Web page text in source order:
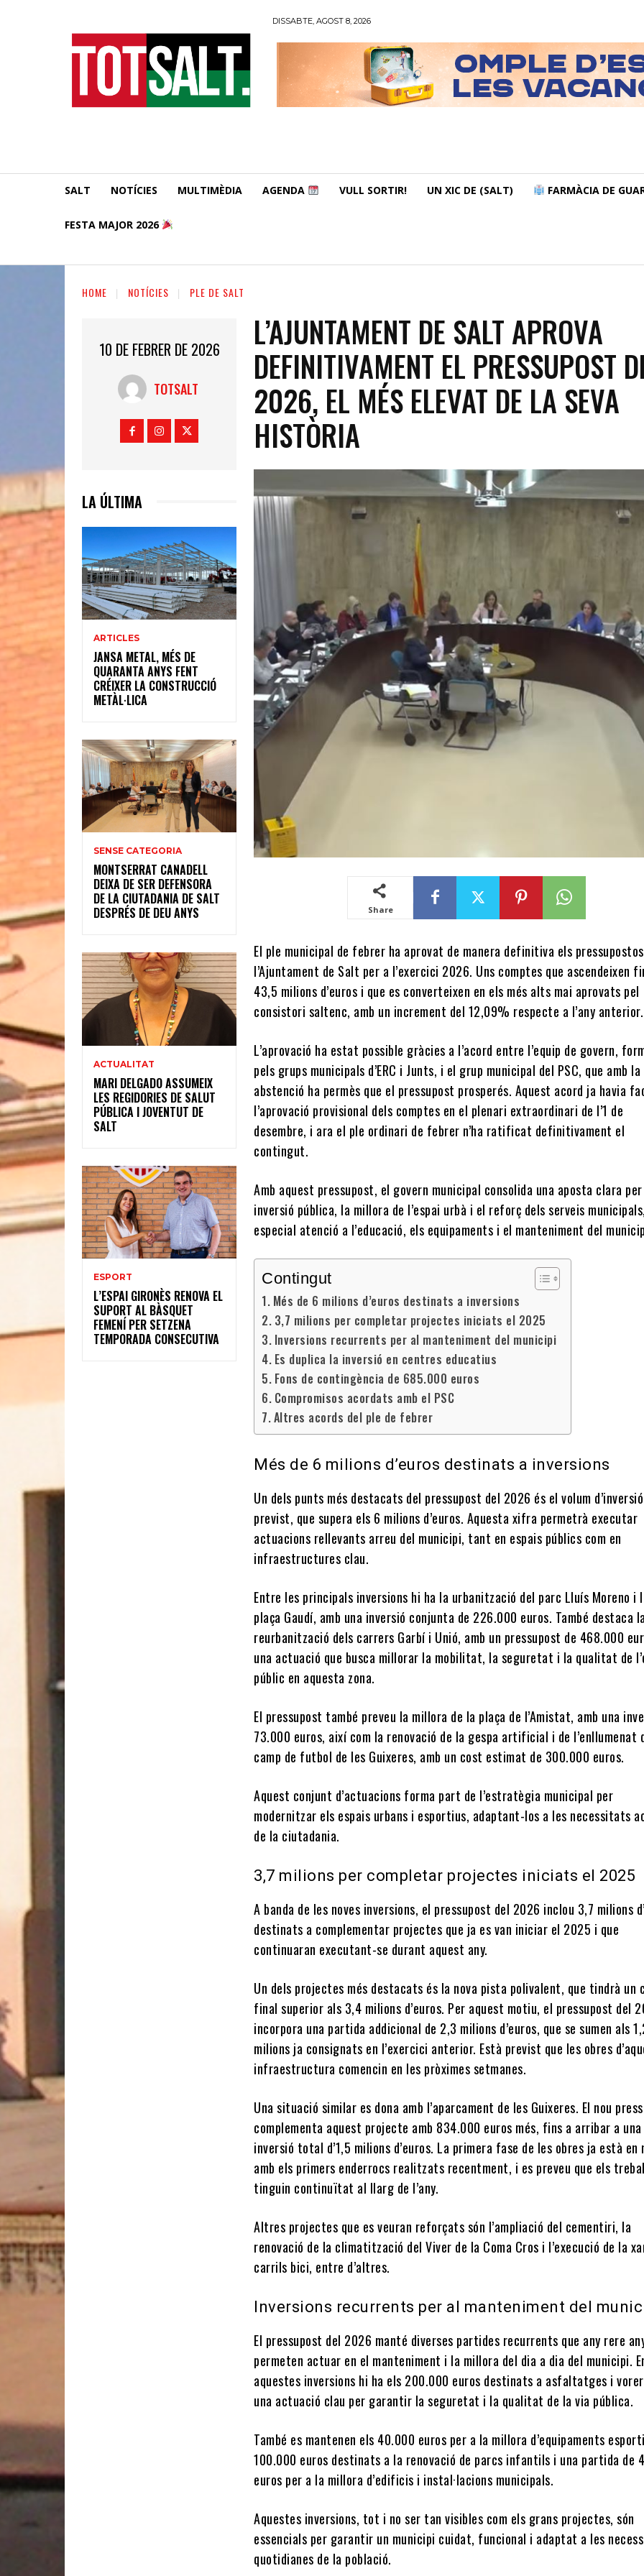
DISSABTE, AGOST 8, 2026
SALT NOTÍCIES MULTIMÈDIA AGENDA VULL SORTIR! UN XIC DE (SALT) FARMÀCIA DE
FESTA MAJOR 2026
HOME NOTÍCIES PLE DE SALT
10 DE FEBRER DE 2026
TOTSALT
LA ÚLTIMA
ARTICLES
JANSA METAL, MÉS DE
QUARANTA ANYS FENT
CRÉIXER LA CONSTRUCCIÓ
METÀL·LICA
SENSE CATEGORIA
MONTSERRAT CANADELL
DEIXA DE SER DEFENSORA
DE LA CIUTADANIA DE SALT
DESPRÉS DE DEU ANYS
ACTUALITAT
MARI DELGADO ASSUMEIX
LES REGIDORIES DE SALUT
PÚBLICA I JOVENTUT DE
SALT
ESPORT
L’ESPAI GIRONÈS RENOVA EL
SUPORT AL BÀSQUET
FEMENÍ PER SETZENA
TEMPORADA CONSECUTIVA
L’AJUNTAMENT DE SALT APROVA
DEFINITIVAMENT EL PRESSUPOST
2026, EL MÉS ELEVAT DE LA SEVA
HISTÒRIA
Share
El ple municipal de febrer ha aprovat de manera definitiva els
l’Ajuntament de Salt per a l’exercici 2026. Uns comptes que ascendeixen
43,5 milions d’euros i que es converteixen en els més alts mai aprovats pel
consistori saltenc, amb un increment del 12,09% respecte a l’any anterior.
L’aprovació ha estat possible gràcies a l’acord entre l’equip de govern,
pels grups municipals d’ERC i Junts, i el grup municipal del PSC, que amb la
abstenció ha permès que el pressupost prosperés. Aquest acord ja havia
l’aprovació provisional dels comptes en el plenari extraordinari de l’1 de
desembre, i ara el ple ordinari de febrer n’ha ratificat definitivament el
contingut.
Amb aquest pressupost, el govern municipal consolida una aposta clara
inversió pública, la millora de l’espai urbà i el reforç dels serveis
especial atenció a l’educació, els equipaments i el manteniment del
Contingut
Més de 6 milions d’euros destinats a inversions
3,7 milions per completar projectes iniciats el 2025
Inversions recurrents per al manteniment del municipi
Es duplica la inversió en centres educatius
Fons de contingència de 685.000 euros
Compromisos acordats amb el PSC
Altres acords del ple de febrer
Més de 6 milions d’euros destinats a inversions
Un dels punts més destacats del pressupost del 2026 és el volum d’inversió
previst, que supera els 6 milions d’euros. Aquesta xifra permetrà executar
actuacions rellevants arreu del municipi, tant en espais públics com en
infraestructures clau.
Entre les principals inversions hi ha la urbanització del parc Lluís Moreno i
plaça Gaudí, amb una inversió conjunta de 226.000 euros. També destaca
reurbanització dels carrers Garbí i Unió, amb un pressupost de 468.000
una actuació que busca millorar la mobilitat, la seguretat i la qualitat de
públic en aquesta zona.
El pressupost també preveu la millora de la plaça de l’Amistat, amb una
73.000 euros, així com la renovació de la gespa artificial i de l’enllumenat
camp de futbol de les Guixeres, amb un cost estimat de 300.000 euros.
Aquest conjunt d’actuacions forma part de l’estratègia municipal per
modernitzar els espais urbans i esportius, adaptant-los a les necessitats
de la ciutadania.
3,7 milions per completar projectes iniciats el 2025
A banda de les noves inversions, el pressupost del 2026 inclou 3,7 milions
destinats a complementar projectes que ja es van iniciar el 2025 i que
continuaran executant-se durant aquest any.
Un dels projectes més destacats és la nova pista polivalent, que tindrà un
final superior als 3,4 milions d’euros. Per aquest motiu, el pressupost del
incorpora una partida addicional de 2,3 milions d’euros, que se sumen als
milions ja consignats en l’exercici anterior. Està previst que les obres
infraestructura comencin en les pròximes setmanes.
Una situació similar es dona amb l’aparcament de les Guixeres. El nou
complementa aquest projecte amb 834.000 euros més, fins a arribar a una
inversió total d’1,5 milions d’euros. La primera fase de les obres ja està en
amb els primers enderrocs realitzats recentment, i es preveu que els
tinguin continuïtat al llarg de l’any.
Altres projectes que es veuran reforçats són l’ampliació del cementiri, la
renovació de la climatització del Viver de la Coma Cros i l’execució de la
carrils bici, entre d’altres.
Inversions recurrents per al manteniment del
El pressupost del 2026 manté diverses partides recurrents que any rere
permeten actuar en el manteniment i la millora del dia a dia del municipi.
aquestes inversions hi ha els 200.000 euros destinats a asfaltatges i
una actuació clau per garantir la seguretat i la qualitat de la via pública.
També es mantenen els 40.000 euros per a la millora d’equipaments
100.000 euros destinats a la renovació de parcs infantils i una partida de
euros per a la millora d’edificis i instal·lacions municipals.
Aquestes inversions, tot i no ser tan visibles com els grans projectes, són
essencials per garantir un municipi cuidat, funcional i adaptat a les
quotidianes de la població.